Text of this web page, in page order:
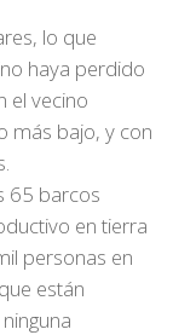
lo que
haya perdido
el vecino
más bajo, y con
65 barcos
en tierra
personas en
están